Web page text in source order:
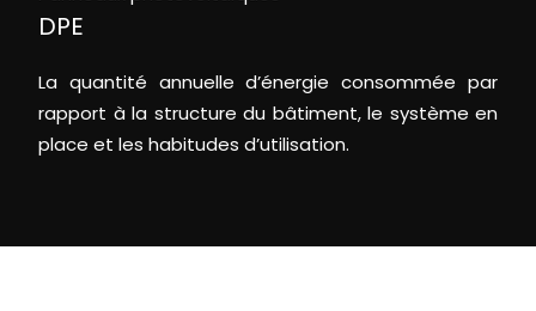
DPE
La quantité annuelle d’énergie consommée par
rapport à la structure du bâtiment, le système en
place et les habitudes d’utilisation.